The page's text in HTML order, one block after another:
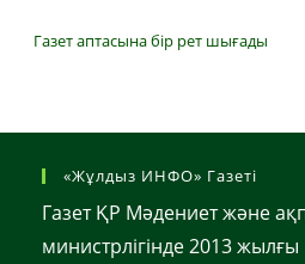
Газет аптасына бір рет шығады
«Жұлдыз ИНФО» Газеті
Газет ҚР Мәдениет және
министрлігінде 2013 жылғы